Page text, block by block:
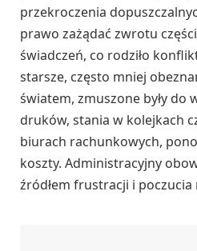
przekroczenia
prawo zażądać zwrotu
świadczeń, co rodziło
starsze, często mniej
światem, zmuszone były do
druków, stania w kolejkach
biurach rachunkowych,
koszty. Administracyjny
źródłem frustracji i